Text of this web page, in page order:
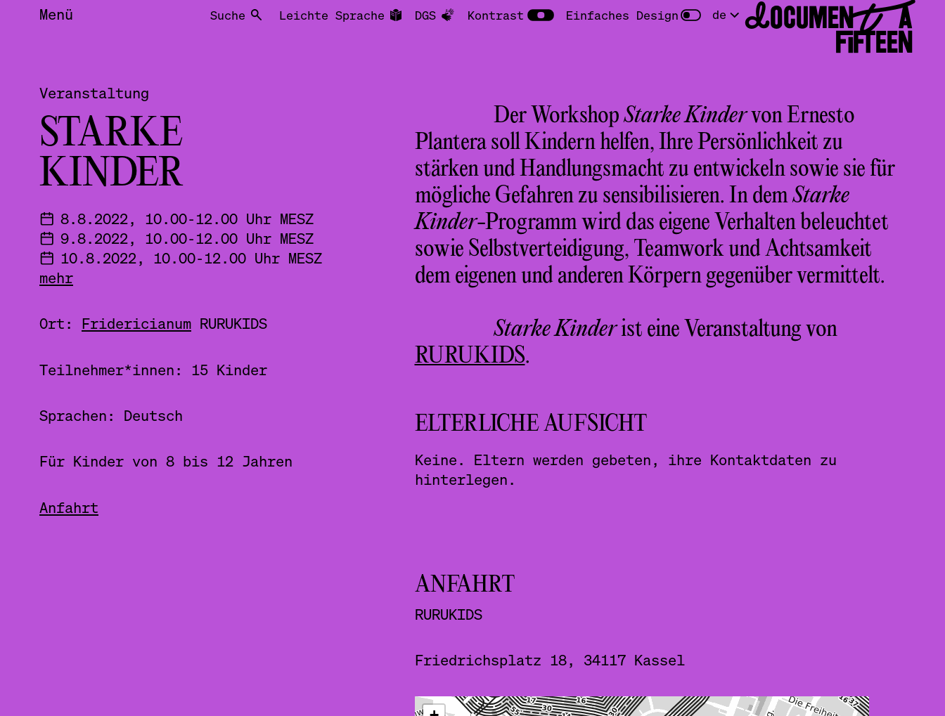
Menü Suche Leichte Sprache DGS Kontrast Einfaches Design de DOCUMENTA
FIFTEEN
Veranstaltung
STARKE
KINDER
8.8.2022, 10.00-12.00 Uhr MESZ
9.8.2022, 10.00-12.00 Uhr MESZ
10.8.2022, 10.00-12.00 Uhr MESZ
11.8.2022, 10.00-12.00 Uhr MESZ
23.8.2022, 10.00-12.00 Uhr MESZ
24.8.2022, 10.00-12.00 Uhr MESZ
mehr
Ort: Fridericianum RURUKIDS
Teilnehmer*innen: 15 Kinder
Sprachen: Deutsch
Für Kinder von 8 bis 12 Jahren
Anfahrt
Der WorkshopStarke Kindervon Ernesto
Plantera soll Kindern helfen, Ihre Persönlichkeit zu
stärken und Handlungsmacht zu entwickeln sowie sie für
mögliche Gefahren zu sensibilisieren. In demStarke
Kinder-Programm wird das eigene Verhalten beleuchtet
sowie Selbstverteidigung, Teamwork und Achtsamkeit
dem eigenen und anderen Körpern gegenüber vermittelt.
Starke Kinderist eine Veranstaltung von
RURUKIDS.
ELTERLICHE AUFSICHT
Keine. Eltern werden gebeten, ihre Kontaktdaten zu
hinterlegen.
ANFAHRT
RURUKIDS
Friedrichsplatz 18, 34117 Kassel
ˇ